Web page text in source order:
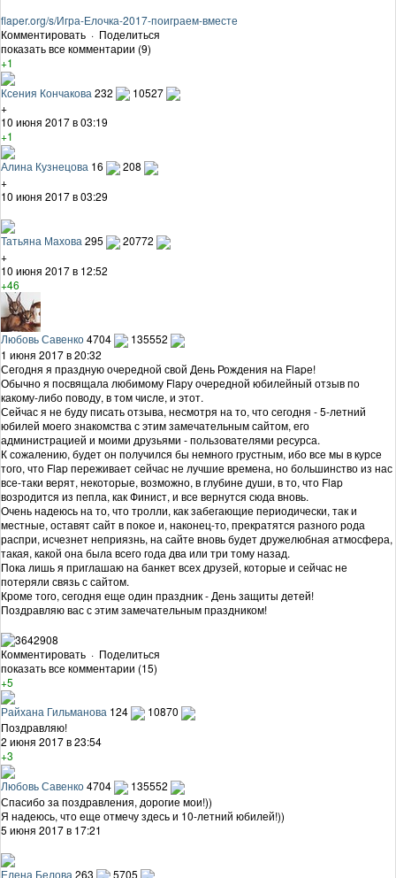
flaper.org/s/Игра-Елочка-2017-поиграем-вместе
Комментировать · Поделиться
показать все комментарии (9)
+1
Ксения Кончакова 232
10527
+
10 июня 2017 в 03:19
+1
Алина Кузнецова 16
208
+
10 июня 2017 в 03:29
Татьяна Махова 295
20772
+
10 июня 2017 в 12:52
+46
Любовь Савенко4704
135552
1 июня 2017 в 20:32
Сегодня я праздную очередной свой День Рождения на Flapе!
Обычно я посвящала любимому Flapу очередной юбилейный отзыв по
какому-либо поводу, в том числе, и этот.
Сейчас я не буду писать отзыва, несмотря на то, что сегодня - 5-летний
юбилей моего знакомства с этим замечательным сайтом, его
администрацией и моими друзьями - пользователями ресурса.
К сожалению, будет он получился бы немного грустным, ибо все мы в курсе
того, что Flap переживает сейчас не лучшие времена, но большинство из нас
все-таки верят, некоторые, возможно, в глубине души, в то, что Flap
возродится из пепла, как Финист, и все вернутся сюда вновь.
Очень надеюсь на то, что тролли, как забегающие периодически, так и
местные, оставят сайт в покое и, наконец-то, прекратятся разного рода
распри, исчезнет неприязнь, на сайте вновь будет дружелюбная атмосфера,
такая, какой она была всего года два или три тому назад.
Пока лишь я приглашаю на банкет всех друзей, которые и сейчас не
потеряли связь с сайтом.
Кроме того, сегодня еще один праздник - День защиты детей!
Поздравляю вас с этим замечательным праздником!
Комментировать · Поделиться
показать все комментарии (15)
+5
Райхана Гильманова 124
10870
Поздравляю!
2 июня 2017 в 23:54
+3
Любовь Савенко4704
135552
Спасибо за поздравления, дорогие мои!))
Я надеюсь, что еще отмечу здесь и 10-летний юбилей!))
5 июня 2017 в 17:21
Елена Белова 263 5705